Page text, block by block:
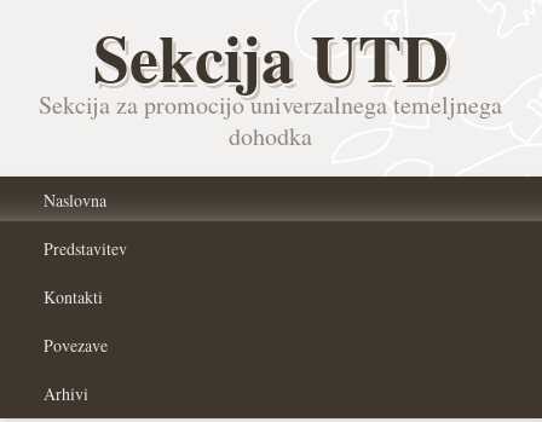
Sekcija UTD
Sekcija za promocijo univerzalnega temeljnega
dohodka
Naslovna
Predstavitev
Kontakti
Povezave
Arhivi